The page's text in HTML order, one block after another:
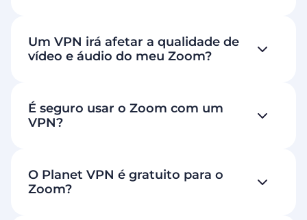
Um VPN irá afetar a qualidade de
vídeo e áudio do meu Zoom?
É seguro usar o Zoom com um
VPN?
O Planet VPN é gratuito para o
Zoom?